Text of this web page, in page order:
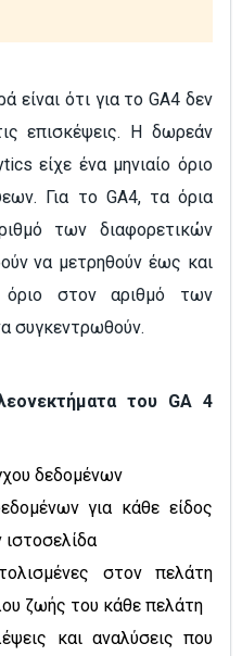
είναι ότι για το GA4 δεν
επισκέψεις. Η δωρεάν
είχε ένα μηνιαίο όριο
Για το GA4, τα όρια
των διαφορετικών
να μετρηθούν έως και
στον αριθμό των
συγκεντρωθούν.
του GA 4
δεδομένων
για κάθε είδος
στον πελάτη
ζωής του κάθε πελάτη
και αναλύσεις που